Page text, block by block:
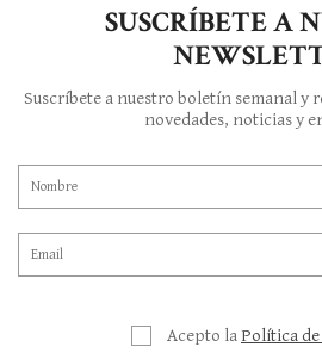
SUSCRÍBETE A
Suscríbete a nuestro boletín semanal y
novedades, noticias y
Acepto la Política